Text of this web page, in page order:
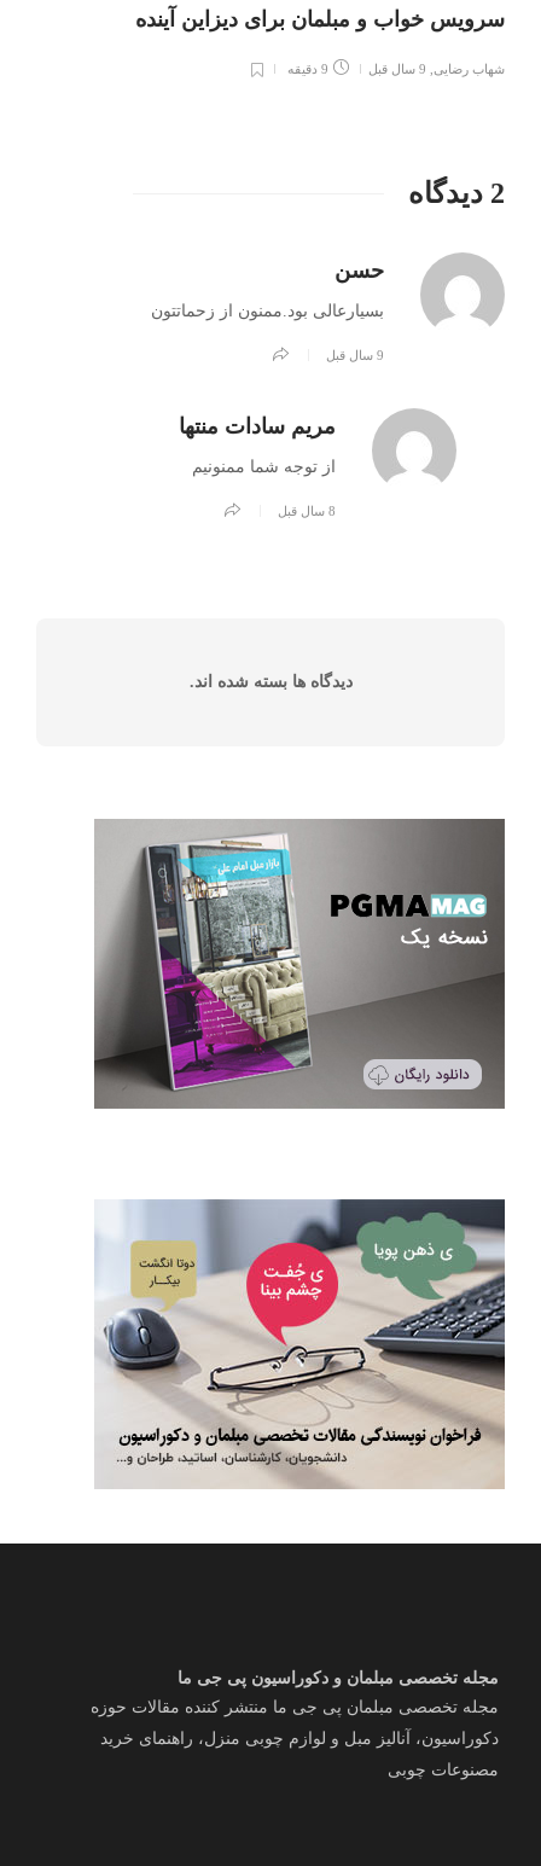
سرویس خواب و مبلمان برای دیزاین آینده
شهاب رضایی 9 سال قبل 9 دقیقه
2 دیدگاه
حسن
بسیارعالی بود.ممنون از زحماتتون
9 سال قبل
مریم سادات منتها
از توجه شما ممنونیم
8 سال قبل
دیدگاه ها بسته شده اند.
مجله تخصصی مبلمان و دکوراسیون پی جی ما
مجله تخصصی مبلمان پی جی ما منتشر کننده مقالات حوزه
دکوراسیون، آنالیز مبل و لوازم چوبی منزل، راهنمای خرید
مصنوعات چوبی